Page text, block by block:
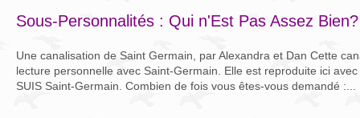
Sous-Personnalités : Qui n'Est Pas Assez Bien?
Une canalisation de Saint Germain, par Alexandra et Dan Cette
lecture personnelle avec Saint-Germain. Elle est reproduite ici
SUIS Saint-Germain. Combien de fois vous êtes-vous demandé :...